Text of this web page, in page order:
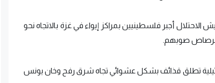
الاحتلال أجبر فلسطينيين بمراكز إيواء في غزة بالاتجاه نحو
الرصاص صوبهم.
تطلق قذائف بشكل عشوائي تجاه شرق رفح وخان يونس